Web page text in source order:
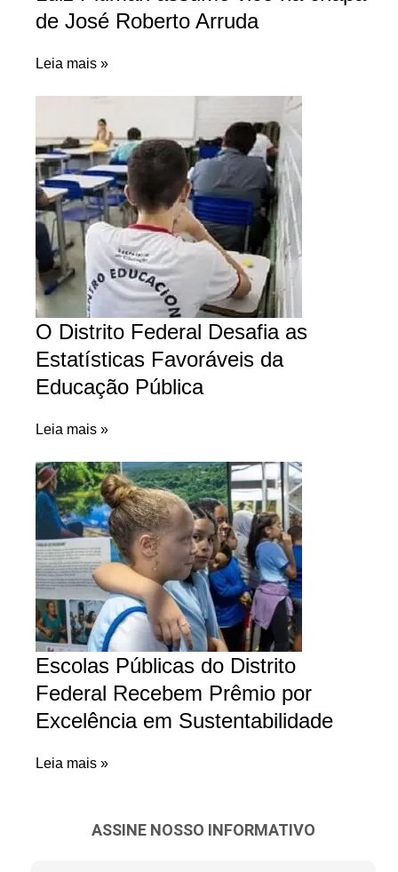
de José Roberto Arruda
Leia mais »
O Distrito Federal Desafia as
Estatísticas Favoráveis da
Educação Pública
Leia mais »
Escolas Públicas do Distrito
Federal Recebem Prêmio por
Excelência em Sustentabilidade
Leia mais »
ASSINE NOSSO INFORMATIVO